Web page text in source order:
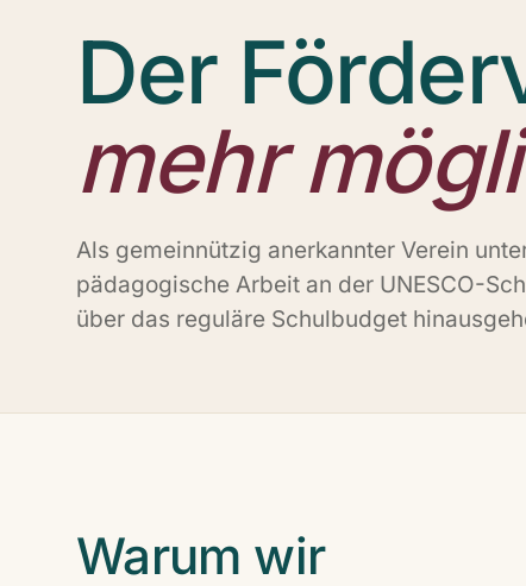
Der
mehr
Als gemeinnützig anerkannter Verein
pädagogische Arbeit an der UNESCO-
über das reguläre Schulbudget
Warum wir